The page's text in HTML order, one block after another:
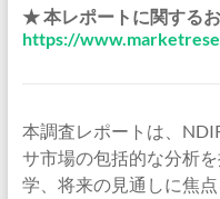
★ 本レポートに関する
https://
本調査レポートは、
サ市場の包括的な分析
学、将来の見通しに焦